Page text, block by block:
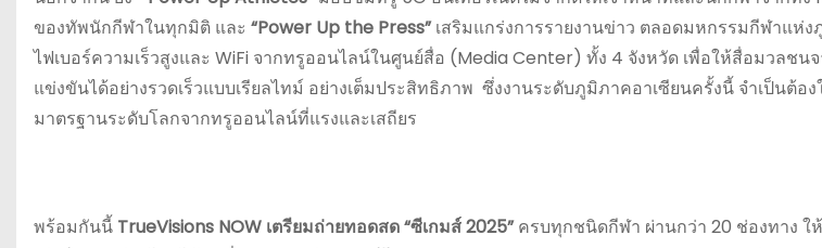
ของทัพนักกีฬาในทุกมิติ และ “Power Up the Press”เสริมแกร่งการรายงานข่าว ตลอดมหกรรมกีฬาแห่
ไฟเบอร์ความเร็วสูงและ WiFi จากทรูออนไลน์ในศูนย์สื่อ (Media Center) ทั้ง 4 จังหวัด เพื่อให้สื่อมวลชน
แข่งขันได้อย่างรวดเร็วแบบเรียลไทม์ อย่างเต็มประสิทธิภาพ ซึ่งงานระดับภูมิภาคอาเซียนครั้งนี้ จำเป็นต้อง
มาตรฐานระดับโลกจากทรูออนไลน์ที่แรงและเสถียร
พร้อมกันนี้ TrueVisions NOW เตรียมถ่ายทอดสด “ซีเกมส์ 2025”ครบทุกชนิดกีฬา ผ่านกว่า 20 ช่องทาง ใ